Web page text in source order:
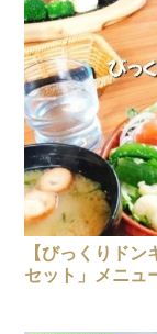
【びっくりド
セット」メニュ